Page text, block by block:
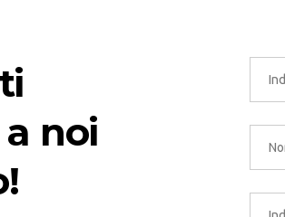
noi